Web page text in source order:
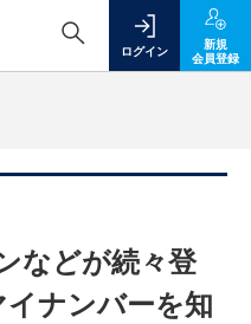
ログイン
新規
会員登録
などが続々登
ナンバーを知